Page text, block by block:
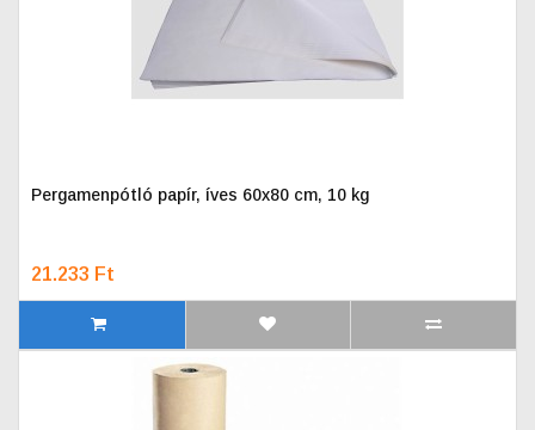
Pergamenpótló papír, íves 60x80 cm, 10 kg
21.233 Ft